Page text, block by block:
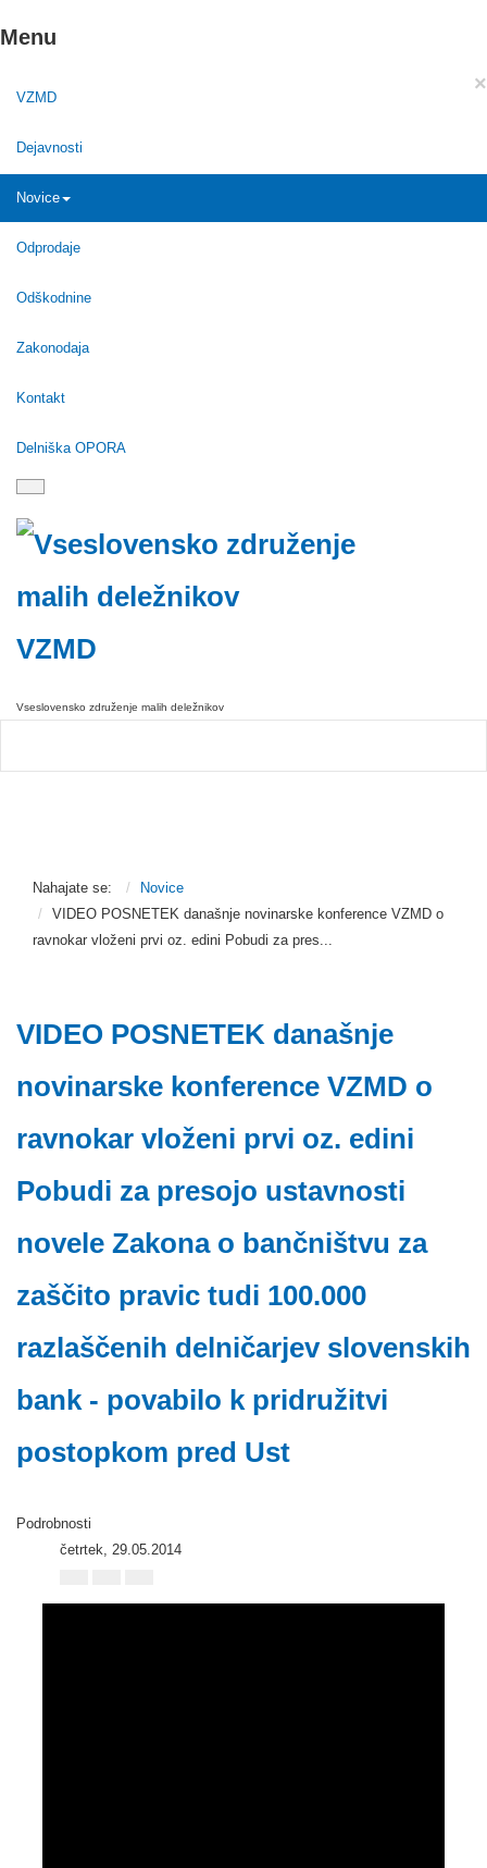
Menu
×
VZMD
Dejavnosti
Novice
Odprodaje
Odškodnine
Zakonodaja
Kontakt
Delniška OPORA
VZMD
Vseslovensko združenje malih deležnikov
Nahajate se:
Novice
VIDEO POSNETEK današnje novinarske konference VZMD o
ravnokar vloženi prvi oz. edini Pobudi za pres...
VIDEO POSNETEK današnje
novinarske konference VZMD o
ravnokar vloženi prvi oz. edini
Pobudi za presojo ustavnosti
novele Zakona o bančništvu za
zaščito pravic tudi 100.000
razlaščenih delničarjev slovenskih
bank - povabilo k pridružitvi
postopkom pred Ust
Podrobnosti
četrtek, 29.05.2014